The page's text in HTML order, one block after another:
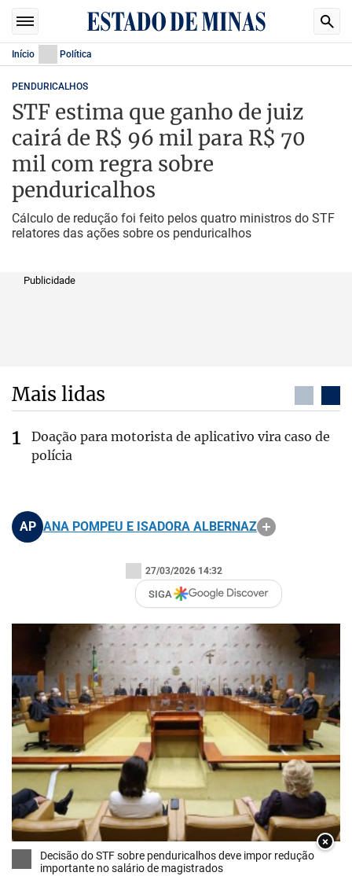
Início Política
PENDURICALHOS
STF estima que ganho de juiz
cairá de R$ 96 mil para R$ 70
mil com regra sobre
penduricalhos
Cálculo de redução foi feito pelos quatro ministros do STF
relatores das ações sobre os penduricalhos
Publicidade
Mais lidas
Doação para motorista de aplicativo vira caso de
polícia
AP ANA POMPEU E ISADORA ALBERNAZ
27/03/2026 14:32
SIGA
×
Decisão do STF sobre penduricalhos deve impor redução
importante no salário de magistrados